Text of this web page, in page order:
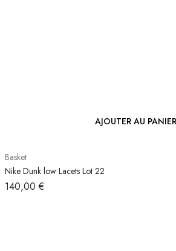
AJOUTER AU PANIER
Basket
Nike Dunk low Lacets Lot 22
140,00€